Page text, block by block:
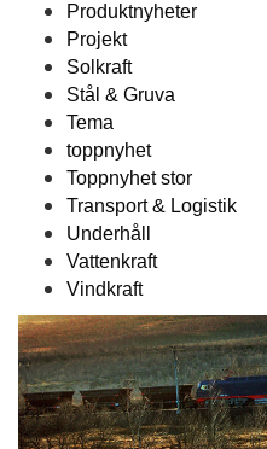
Produktnyheter
Projekt
Solkraft
Stål & Gruva
Tema
toppnyhet
Toppnyhet stor
Transport & Logistik
Underhåll
Vattenkraft
Vindkraft